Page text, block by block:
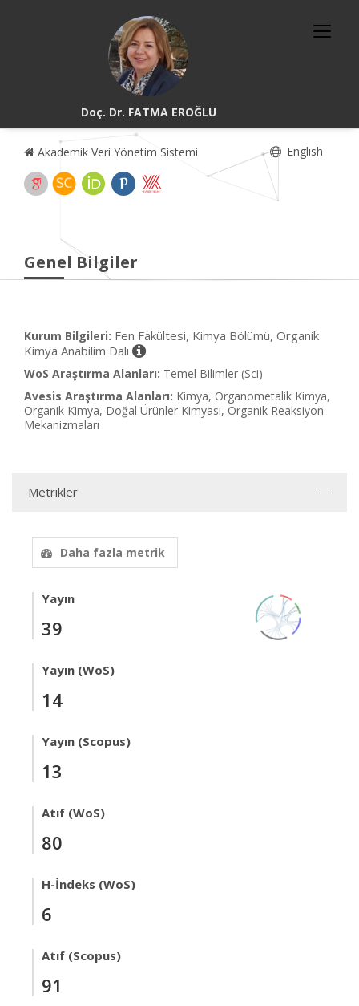
Doç. Dr. FATMA EROĞLU
Akademik Veri Yönetim Sistemi English
Genel Bilgiler
Kurum Bilgileri: Fen Fakültesi, Kimya Bölümü, Organik
Kimya Anabilim Dalı
WoS Araştırma Alanları: Temel Bilimler (Sci)
Avesis Araştırma Alanları: Kimya, Organometalik Kimya,
Organik Kimya, Doğal Ürünler Kimyası, Organik Reaksiyon
Mekanizmaları
Metrikler
Daha fazla metrik
Yayın
39
Yayın (WoS)
14
Yayın (Scopus)
13
Atıf (WoS)
80
H-İndeks (WoS)
6
Atıf (Scopus)
91